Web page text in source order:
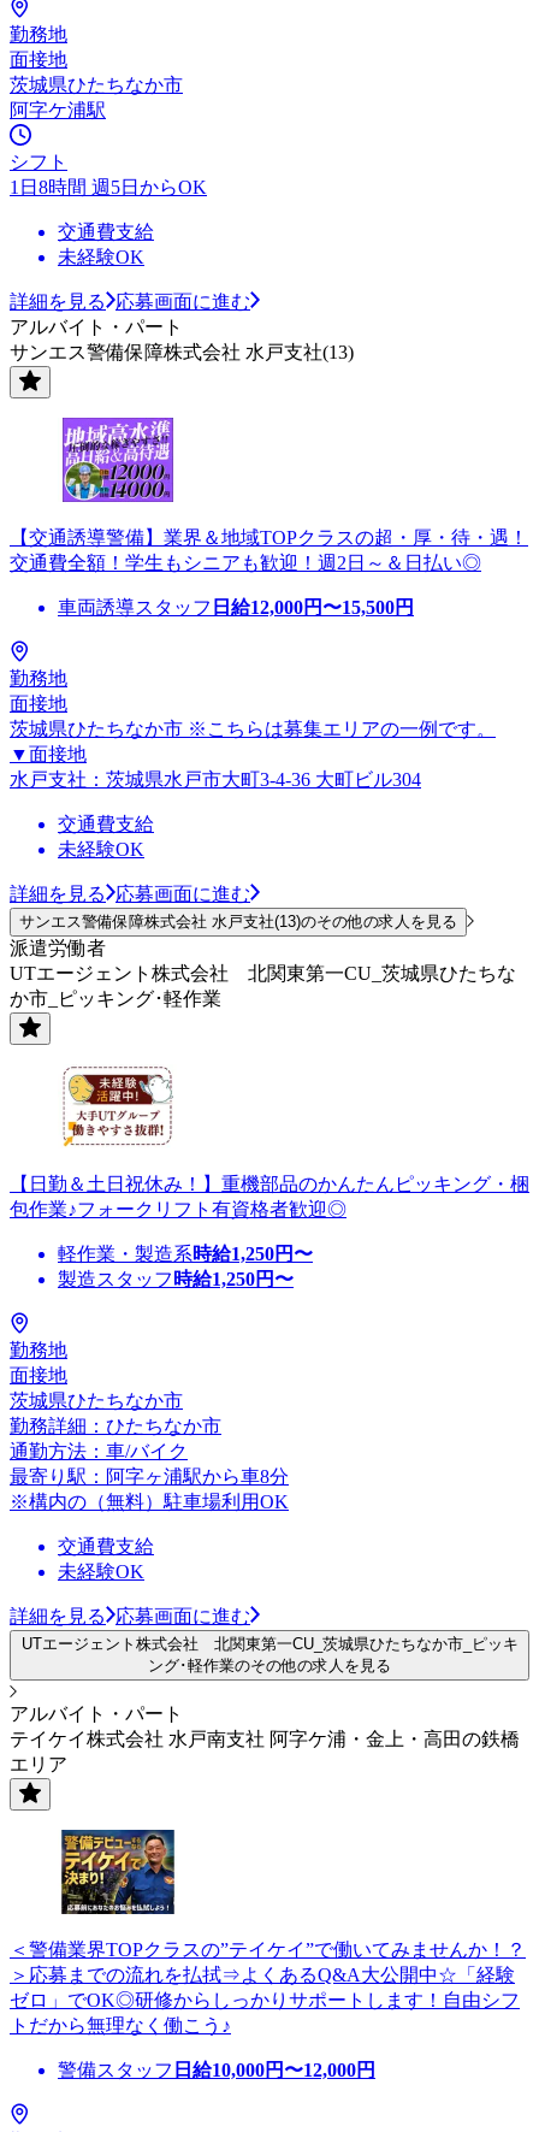
勤務地
面接地
茨城県ひたちなか市
阿字ケ浦駅
シフト
1日8時間 週5日からOK
交通費支給
未経験OK
詳細を見る
応募画面に進む
アルバイト・パート
サンエス警備保障株式会社 水戸支社(13)
【交通誘導警備】業界＆地域TOPクラスの超・厚・待・遇！
交通費全額！学生もシニアも歓迎！週2日～＆日払い◎
車両誘導スタッフ 日給12,000円〜15,500円
勤務地
面接地
茨城県ひたちなか市 ※こちらは募集エリアの一例です。
▼面接地
水戸支社：茨城県水戸市大町3-4-36 大町ビル304
交通費支給
未経験OK
詳細を見る 応募画面に進む
サンエス警備保障株式会社 水戸支社(13)のその他の求人を見る
派遣労働者
UTエージェント株式会社 北関東第一CU_茨城県ひたちな
か市_ピッキング･軽作業
【日勤＆土日祝休み！】重機部品のかんたんピッキング・梱
包作業♪フォークリフト有資格者歓迎◎
軽作業・製造系時給1,250円〜
製造スタッフ 時給1,250円〜
勤務地
面接地
茨城県ひたちなか市
勤務詳細：ひたちなか市
通勤方法：車/バイク
最寄り駅：阿字ヶ浦駅から車8分
※構内の（無料）駐車場利用OK
交通費支給
未経験OK
詳細を見る 応募画面に進む
UTエージェント株式会社 北関東第一CU_茨城県ひたちなか市_ピッキ
ング･軽作業のその他の求人を見る
アルバイト・パート
テイケイ株式会社 水戸南支社 阿字ケ浦・金上・高田の鉄橋
エリア
＜警備業界TOPクラスの”テイケイ”で働いてみませんか！？
＞応募までの流れを払拭⇒よくあるQ&A大公開中☆「経験
ゼロ」でOK◎研修からしっかりサポートします！自由シフ
トだから無理なく働こう♪
警備スタッフ 日給10,000円〜12,000円